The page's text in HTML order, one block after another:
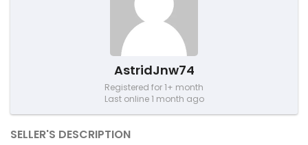
AstridJnw74
Registered for 1+ month
Last online 1 month ago
SELLER'S DESCRIPTION